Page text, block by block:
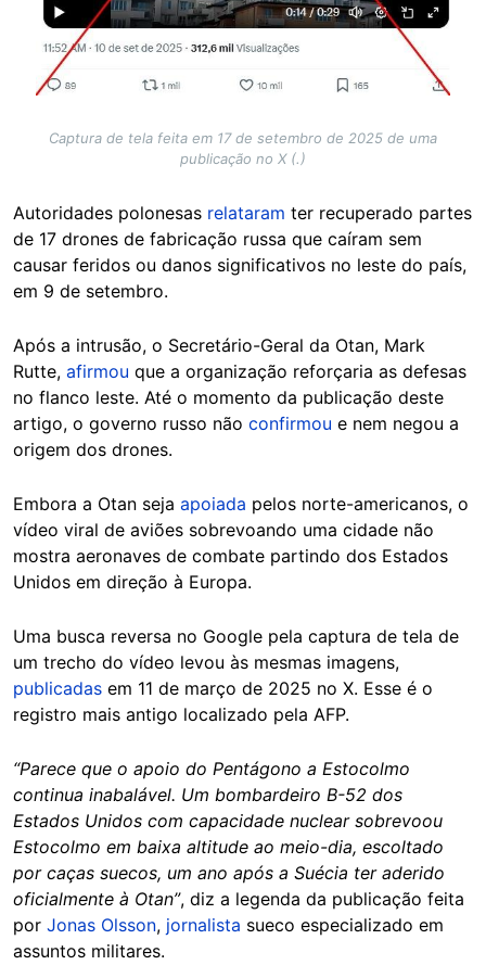
Captura de tela feita em 17 de setembro de 2025 de uma
publicação no X (.)
Autoridades polonesas relataram ter recuperado partes
de 17 drones de fabricação russa que caíram sem
causar feridos ou danos significativos no leste do país,
em 9 de setembro.
Após a intrusão, o Secretário-Geral da Otan, Mark
Rutte, afirmou que a organização reforçaria as defesas
no flanco leste. Até o momento da publicação deste
artigo, o governo russo não confirmou e nem negou a
origem dos drones.
Embora a Otan seja apoiada pelos norte-americanos, o
vídeo viral de aviões sobrevoando uma cidade não
mostra aeronaves de combate partindo dos Estados
Unidos em direção à Europa.
Uma busca reversa no Google pela captura de tela de
um trecho do vídeo levou às mesmas imagens,
publicadas em 11 de março de 2025 no X. Esse é o
registro mais antigo localizado pela AFP.
“Parece que o apoio do Pentágono a Estocolmo
continua inabalável. Um bombardeiro B-52 dos
Estados Unidos com capacidade nuclear sobrevoou
Estocolmo em baixa altitude ao meio-dia, escoltado
por caças suecos, um ano após a Suécia ter aderido
oficialmente à Otan”, diz a legenda da publicação feita
por Jonas Olsson, jornalista sueco especializado em
assuntos militares.